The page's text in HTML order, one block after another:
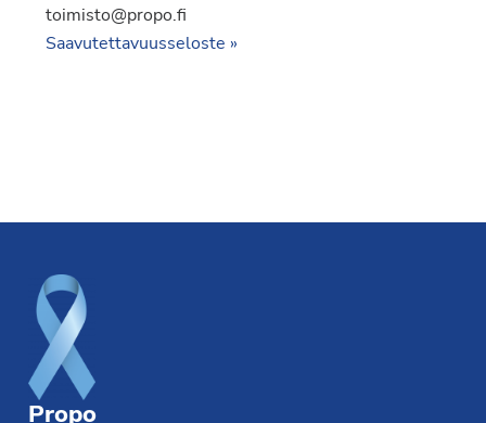
toimisto@propo.fi
Saavutettavuusseloste »
Propo